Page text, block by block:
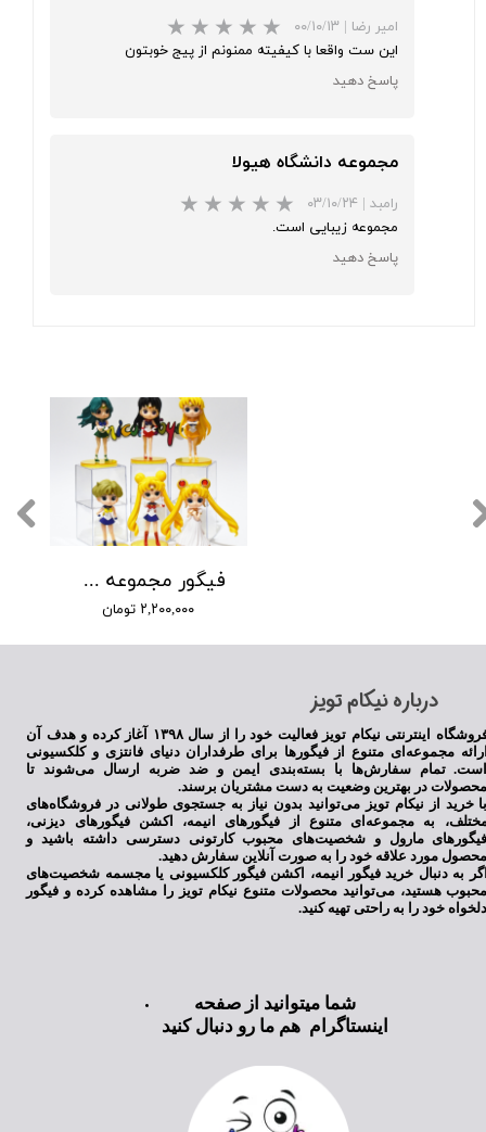
★
امیر رضا | ۰۰/۱۰/۱۳
این ست واقعا با کیفیته ممنونم از پیج خوبتون
پاسخ دهید
مجموعه دانشگاه هیولا
رامبد | ۰۳/۱۰/۲۴
★★★★★
مجموعه زیبایی است.
پاسخ دهید
فیگور مجموعه سیلورمون
۲,۲۰۰,۰۰۰ تومان
​درباره نیکام تویز
فروشگاه اینترنتی نیکام تویز فعالیت خود را از سال ۱۳۹۸ آغاز کرده و هدف آن
مجموعه‌ای متنوع از فیگورها برای طرفداران دنیای فانتزی و کلکسیونی
تمام سفارش‌ها با بسته‌بندی ایمن و ضد ضربه ارسال می‌شوند تا
در بهترین وضعیت به دست مشتریان برسند.
خرید از نیکام تویز می‌توانید بدون نیاز به جستجوی طولانی در فروشگاه‌های
به مجموعه‌ای متنوع از فیگورهای انیمه، اکشن فیگورهای دیزنی،
مارول و شخصیت‌های محبوب کارتونی دسترسی داشته باشید و
مورد علاقه خود را به صورت آنلاین سفارش دهید.
به دنبال خرید فیگور انیمه، اکشن فیگور کلکسیونی یا مجسمه شخصیت‌های
هستید، می‌توانید محصولات متنوع نیکام تویز را مشاهده کرده و فیگور
خود را به راحتی تهیه کنید.
شما میتوانید از صفحه
اینستاگرام هم ما رو دنبال کنید